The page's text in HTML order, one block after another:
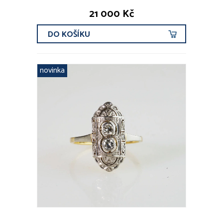
21 000 Kč
DO KOŠÍKU
novinka